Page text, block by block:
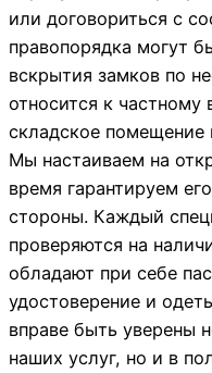
или договориться с
правопорядка могут
вскрытия замков по
относится к
складское
Мы настаиваем на
время гарантируем
стороны. Каждый
проверяются на
обладают при себе
удостоверение и
вправе быть уверены
наших услуг, но и в